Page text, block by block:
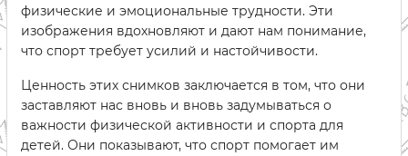
физические и эмоциональные трудности. Эти
изображения вдохновляют и дают нам понимание,
что спорт требует усилий и настойчивости.
Ценность этих снимков заключается в том, что они
заставляют нас вновь и вновь задумываться о
важности физической активности и спорта для
детей. Они показывают, что спорт помогает им